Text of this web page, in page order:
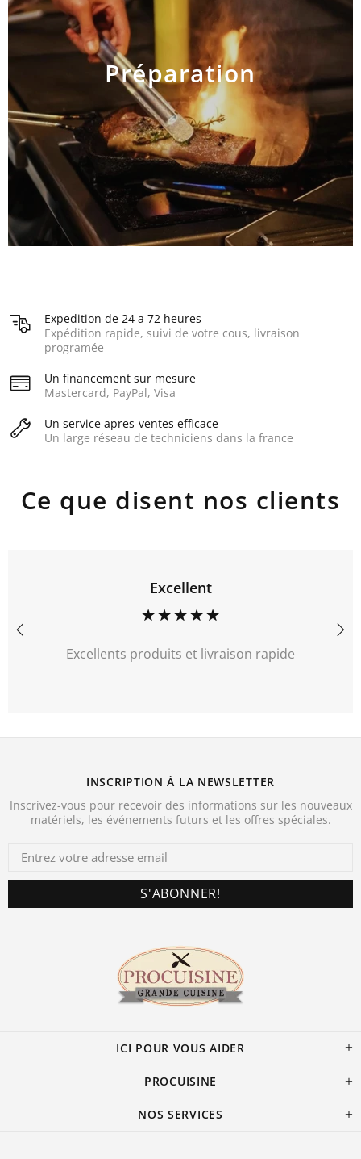
Préparation
AJOUTER AU PANIER
Expedition de 24 a 72 heures
Expédition rapide, suivi de votre cous, livraison
programée
Un financement sur mesure
Mastercard, PayPal, Visa
Un service apres-ventes efficace
Un large réseau de techniciens dans la france
Ce que disent nos clients
Recommander
Une large gamme de produits
INSCRIPTION À LA NEWSLETTER
Inscrivez-vous pour recevoir des informations sur les nouveaux
matériels, les événements futurs et les offres spéciales.
ICI POUR VOUS AIDER
PROCUISINE
NOS SERVICES